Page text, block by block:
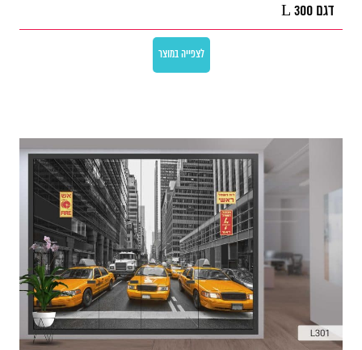
דגם L 300
לצפייה במוצר